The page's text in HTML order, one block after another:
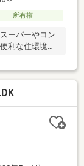
所有権
ーパーやコン
利な住環境で